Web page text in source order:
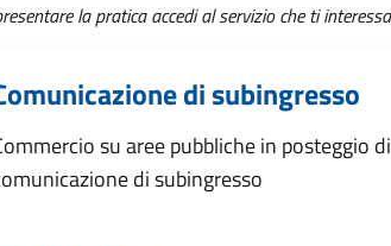
la pratica accedi al servizio che ti interessa
di subingresso
su aree pubbliche in posteggio
di subingresso